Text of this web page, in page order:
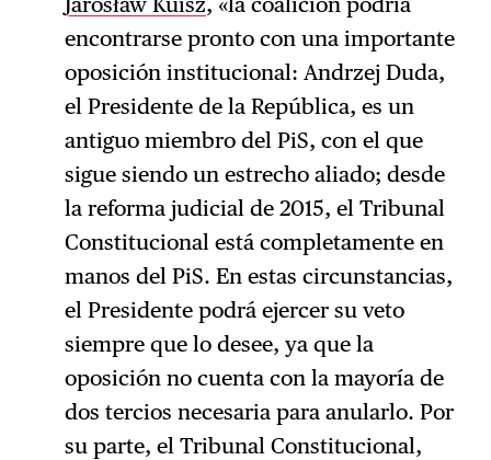
encontrarse pronto con una importante
oposición institucional: Andrzej Duda,
el Presidente de la República, es un
antiguo miembro del PiS, con el que
sigue siendo un estrecho aliado; desde
la reforma judicial de 2015, el Tribunal
Constitucional está completamente en
manos del PiS. En estas circunstancias,
el Presidente podrá ejercer su veto
siempre que lo desee, ya que la
oposición no cuenta con la mayoría de
dos tercios necesaria para anularlo. Por
su parte, el Tribunal Constitucional,